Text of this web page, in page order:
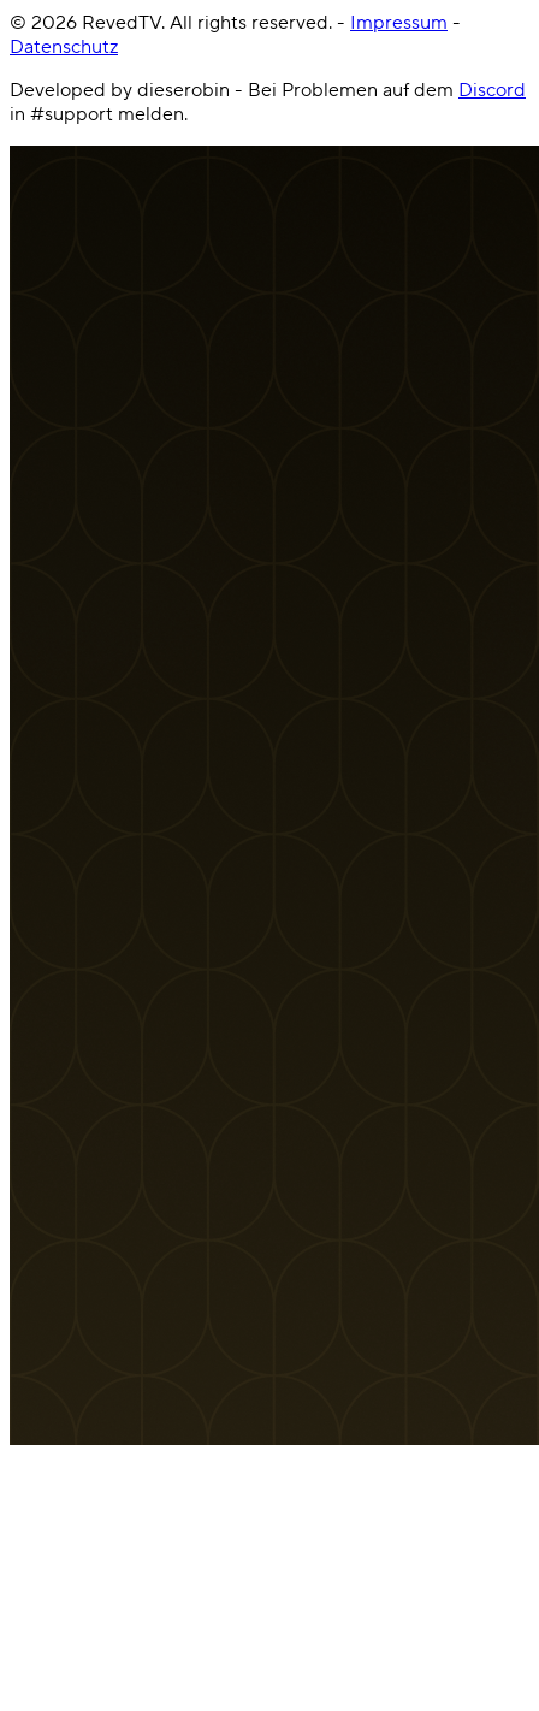
© 2026 RevedTV. All rights reserved. - Impressum -
Datenschutz
Developed by dieserobin - Bei Problemen auf dem Discord
in #support melden.